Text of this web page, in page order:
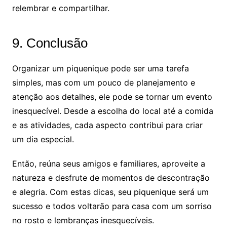
relembrar e compartilhar.
9. Conclusão
Organizar um piquenique pode ser uma tarefa
simples, mas com um pouco de planejamento e
atenção aos detalhes, ele pode se tornar um evento
inesquecível. Desde a escolha do local até a comida
e as atividades, cada aspecto contribui para criar
um dia especial.
Então, reúna seus amigos e familiares, aproveite a
natureza e desfrute de momentos de descontração
e alegria. Com estas dicas, seu piquenique será um
sucesso e todos voltarão para casa com um sorriso
no rosto e lembranças inesquecíveis.